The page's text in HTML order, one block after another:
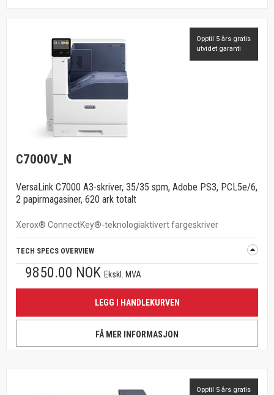
Opptil 5 års gratis
utvidet garanti
C7000V_N
VersaLink C7000 A3-skriver, 35/35 spm, Adobe PS3, PCL5e/6,
2 papirmagasiner, 620 ark totalt
Xerox® ConnectKey®-teknologiaktivert fargeskriver
TECH SPECS OVERVIEW
9850.00 NOK Ekskl. MVA
LEGG I HANDLEKURVEN
FÅ MER INFORMASJON
Opptil 5 års gratis